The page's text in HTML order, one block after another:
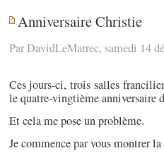
Anniversaire Christie
Par DavidLeMarrec, samedi 14
Ces jours-ci, trois salles
le quatre-vingtième
Et cela me pose un problème.
Je commence par vous montrer